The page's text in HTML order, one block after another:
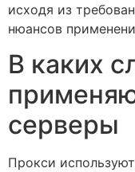
исходя из
нюансов
В каких
серверы
Прокси